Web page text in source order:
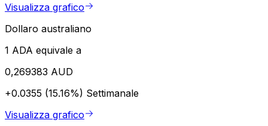
Visualizza grafico
Dollaro australiano
1 ADA equivale a
0,269383 AUD
+0.0355 (15.16%) Settimanale
Visualizza grafico